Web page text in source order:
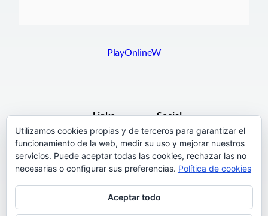
PlayOnlineW
Pages
Links
F.A.Q.
Terms and Conditions
Social
Facebook
Instagram
Utilizamos cookies propias y de terceros para garantizar el
funcionamiento de la web, medir su uso y mejorar nuestros
servicios. Puede aceptar todas las cookies, rechazar las no
necesarias o configurar sus preferencias. Política de cookies
Aceptar todo